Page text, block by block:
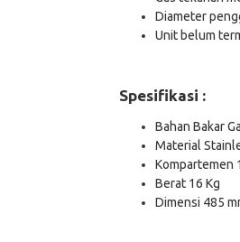
Diameter
Unit belum
Spesifikasi :
Bahan Bakar
Material
Kompartemen
Berat 16 Kg
Dimensi 485